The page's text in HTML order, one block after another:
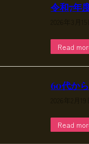
令和7年
Read
60代か
Read